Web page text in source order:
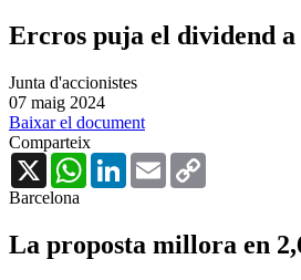
Ercros puja el dividend a
Junta d'accionistes
07 maig 2024
Baixar el document
Comparteix
X
WhatsAppLinkedInEmail
Barcelona
La proposta millora en